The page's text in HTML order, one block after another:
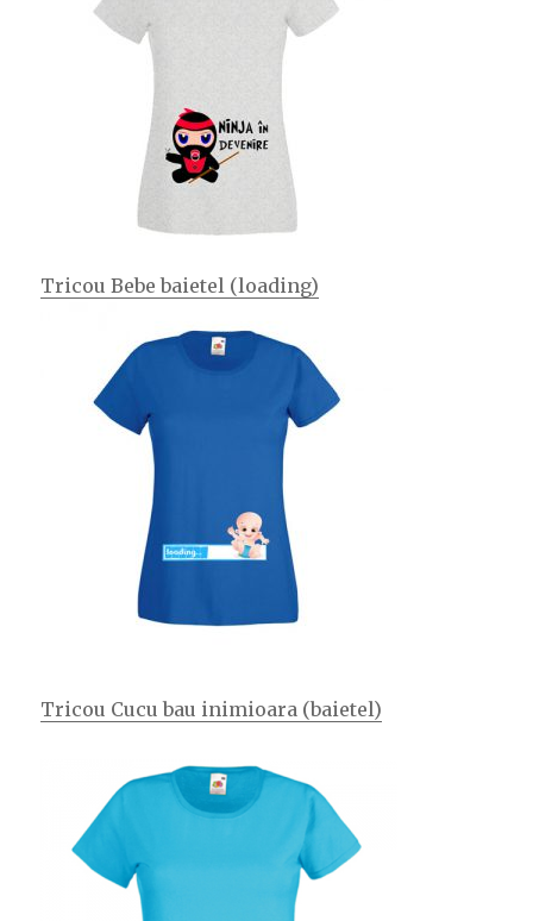
Tricou Bebe baietel (loading)
Tricou Cucu bau inimioara (baietel)